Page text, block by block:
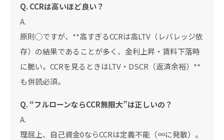
Q. CCRは高いほど良い？
A.
原則◯ですが、**高すぎるCCRは高LTV（レバレッジ依
存）の結果であることが多く、金利上昇・賃料下落時
に脆い。CCRを見るときはLTV・DSCR（返済余裕）**
も併読必須。
Q. “フルローンならCCR無限大”は正しいの？
A.
理屈上、自己資金0ならCCRは定義不能（∞に発散）。